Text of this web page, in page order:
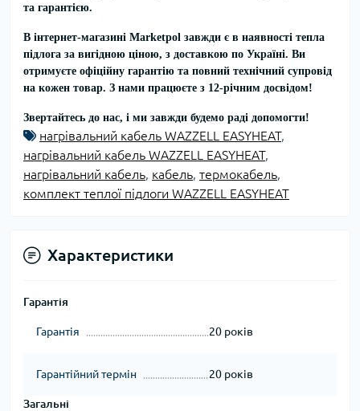
та гарантією.
В інтернет-магазині Marketpol завжди є в наявності тепла
підлога за вигідною ціною, з доставкою по Україні. Ви
отримуєте офіційну гарантію та повний технічний супровід
на кожен товар. З нами працюєте з 12-річним досвідом!
Звертайтесь до нас, і ми завжди будемо раді допомогти!
нагрівальний кабель WAZZELL EASYHEAT,
нагрівальний кабель WAZZELL EASYHEAT,
нагрівальний кабель кабель термокабель
комплект теплої підлоги WAZZELL EASYHEAT
Характеристики
Гарантія
Гарантія 20 років
Гарантійний термін 20 років
Загальні